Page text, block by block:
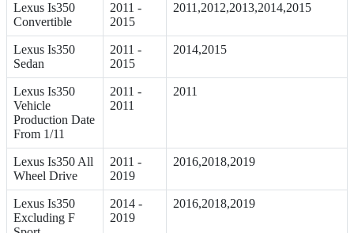
Lexus Is350
Convertible
2011 -
2015
2011,2012,2013,2014,2015
Lexus Is350
Sedan
2011 -
2015
2014,2015
Lexus Is350
Vehicle
Production Date
From 1/11
2011 -
2011
2011
Lexus Is350 All
Wheel Drive
2011 -
2019
2016,2018,2019
Lexus Is350
Excluding F
2014 -
2019
2016,2018,2019